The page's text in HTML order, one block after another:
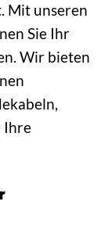
Mit unseren
Sie Ihr
Wir bieten
Ihre